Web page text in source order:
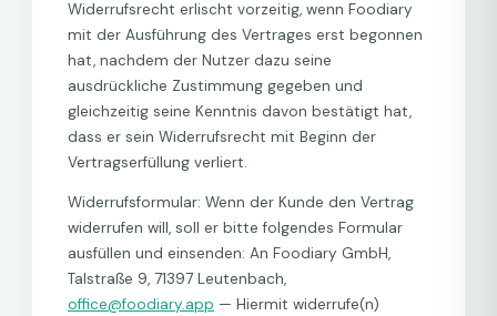
Widerrufsrecht erlischt vorzeitig, wenn Foodiary
mit der Ausführung des Vertrages erst begonnen
hat, nachdem der Nutzer dazu seine
ausdrückliche Zustimmung gegeben und
gleichzeitig seine Kenntnis davon bestätigt hat,
dass er sein Widerrufsrecht mit Beginn der
Vertragserfüllung verliert.
Widerrufsformular: Wenn der Kunde den Vertrag
widerrufen will, soll er bitte folgendes Formular
ausfüllen und einsenden: An Foodiary GmbH,
Talstraße 9, 71397 Leutenbach,
office@foodiary.app — Hiermit widerrufe(n)